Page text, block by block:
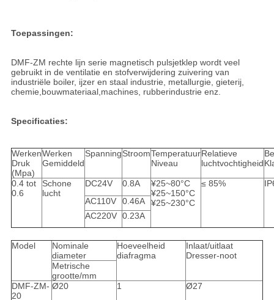
Toepassingen:
DMF-ZM rechte lijn serie magnetisch pulsjetklep wordt veel
gebruikt in de ventilatie en stofverwijdering zuivering van
industriële boiler, ijzer en staal industrie, metallurgie, gieterij,
chemie,bouwmateriaal,machines, rubberindustrie enz.
Specificaties:
Werken
Druk
(Mpa)
Werken
Gemiddeld
SpanningStroomTemperatuur
Niveau
Relatieve
luchtvochtigheid
0.4 tot
0.6
Schone
lucht
DC24V 0.8A
¥25~80°C
¥25~150°C
¥25~230°C
≤ 85%
AC110V
0.46A
AC220V 0.23A
Model
Nominale
diameter
Hoeveelheid
diafragma
Inlaat/uitlaat
Dresser-noot
Metrische
grootte/mm
DMF-ZM-
20
Ø20 1 Ø27